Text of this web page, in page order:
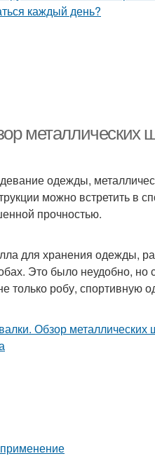
металлических
одежды,
можно встретить в
прочностью.
для хранения одежды,
Это было неудобно, но
робу, спортивную